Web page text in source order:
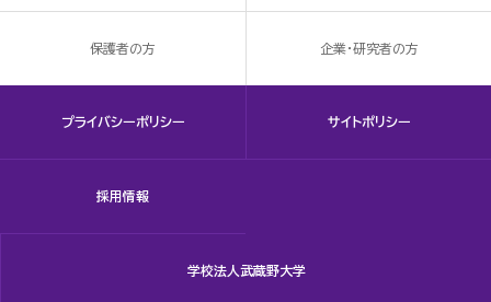
保護者の方 企業・研究者の方
プライバシーポリシー サイトポリシー
採用情報
学校法人武蔵野大学